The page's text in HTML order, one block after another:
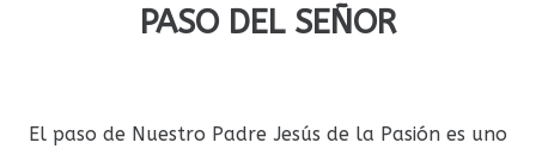
PASO DEL SEÑOR
El paso de Nuestro Padre Jesús de la Pasión es uno